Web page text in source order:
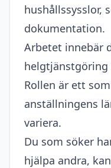
hushållssysslor,
dokumentation.
Arbetet innebär
helgtjänstgöring
Rollen är ett
anställningens
variera.
Du som söker
hjälpa andra,